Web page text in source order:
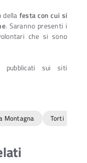
della festa con cui si
. Saranno presenti i
che si sono
pubblicati sui siti
Montagna Torti